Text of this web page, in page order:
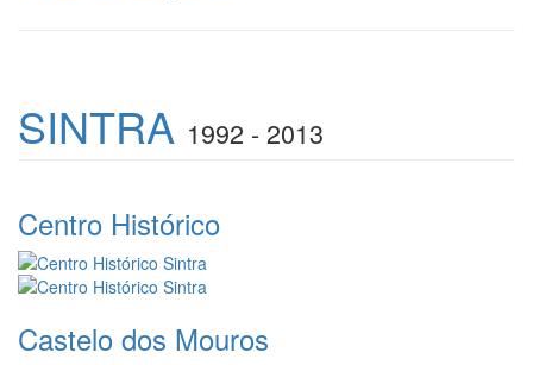
SINTRA 1992 - 2013
Centro Histórico
Castelo dos Mouros